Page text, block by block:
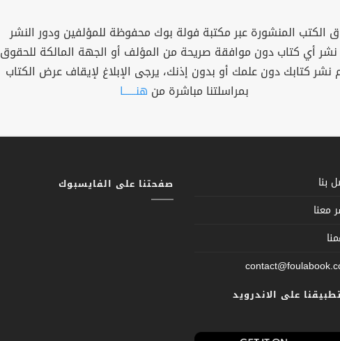
الكتب المنشورة عبر مكتبة فولة بوك محفوظة للمؤلفين ودور النشر
نشر أي كتاب دون موافقة صريحة من المؤلف أو الجهة المالكة للحقوق
نشر كتابك دون علمك أو بدون إذنك، يرجى الإبلاغ لإيقاف عرض الكتاب
بمراسلتنا مباشرة من هنــــــا
بنا
معنا
على الاندرويد
صفحتنا على الفايسبوك